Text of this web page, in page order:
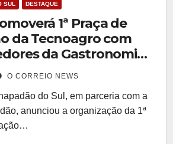
SUL DESTAQUE
1ª Praça de
da Tecnoagro com
da Gastronomia
O CORREIO NEWS
do Sul, em parceria com a
anunciou a organização da 1ª